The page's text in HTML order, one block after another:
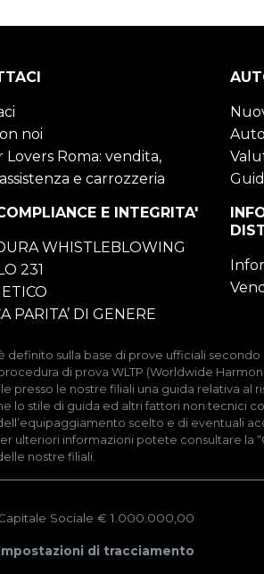
noi
Lovers Roma: vendita,
e carrozzeria
E INTEGRITA'
WHISTLEBLOWING
231
PARITA’ DI GENERE
definito sulla base di prove ufficiali
di prova WLTP (Worldwide
le nostre filiali una guida relativa
stile di guida ed altri fattori non tecnici
scelto e di eventuali
informazioni potete consultare la
nostre filiali.
Sociale € 1.000.000,00
di tracciamento